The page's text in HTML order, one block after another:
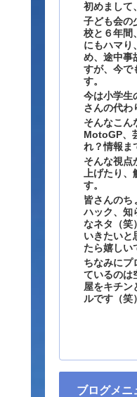
初めまして
子ども会の
校と６年間
にもハマり
め、途中事
すが、今で
す。
今は小学生
さんの代わ
そんなこん
MotoGP、
れ？情報ま
そんな視点
上げたり、
す。
皆さんのち
ハック、知
なネタ（笑
いきたいと
たら嬉しい
ちなみにプ
ているのは
屋をキチン
ルです（笑）
ブログメニ